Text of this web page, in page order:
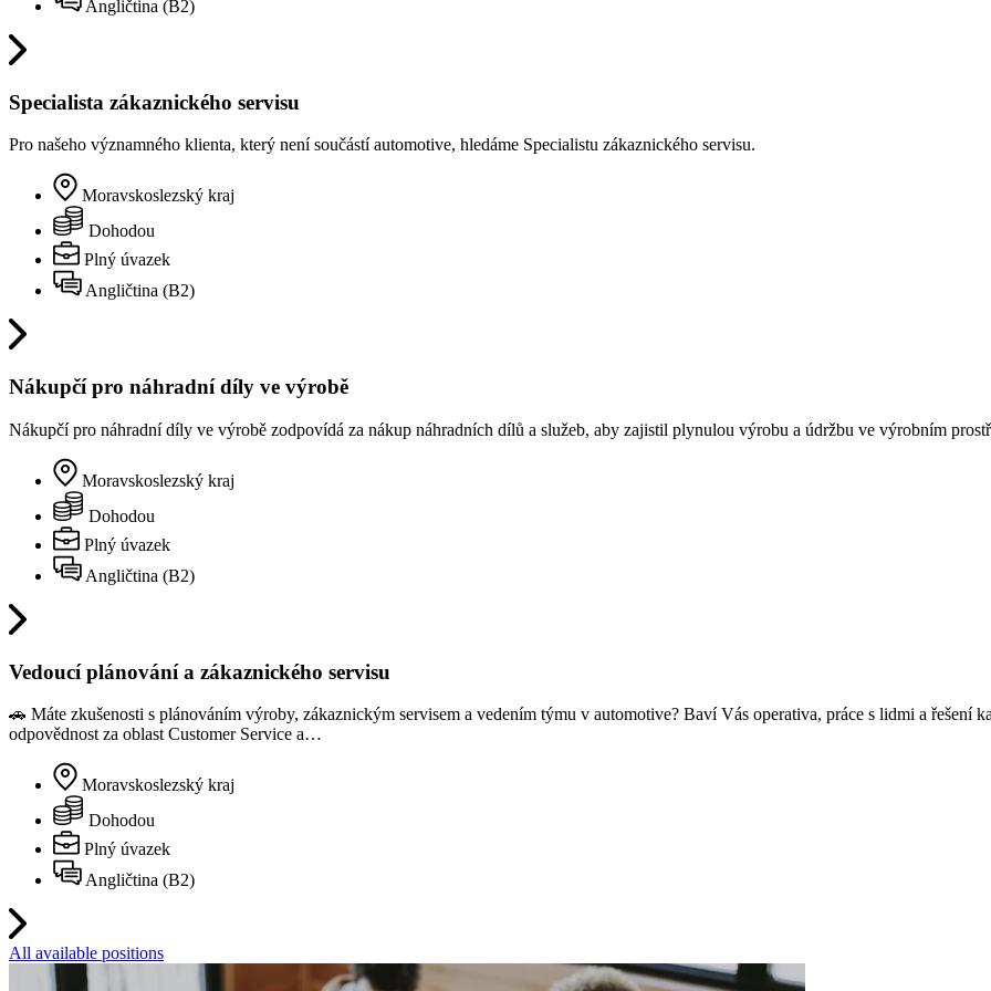
Angličtina (B2)
Specialista zákaznického servisu
Pro našeho významného klienta, který není součástí automotive, hledáme Specialistu zákaznického servisu.
Moravskoslezský kraj
Dohodou
Plný úvazek
Angličtina (B2)
Nákupčí pro náhradní díly ve výrobě
Nákupčí pro náhradní díly ve výrobě zodpovídá za nákup náhradních dílů a služeb, aby zajistil plynulou výrobu a údržbu ve výrobním
Moravskoslezský kraj
Dohodou
Plný úvazek
Angličtina (B2)
Vedoucí plánování a zákaznického servisu
🚗 Máte zkušenosti s plánováním výroby, zákaznickým servisem a vedením týmu v automotive? Baví Vás operativa, práce s lidmi a řešení
odpovědnost za oblast Customer Service a…
Moravskoslezský kraj
Dohodou
Plný úvazek
Angličtina (B2)
All available positions